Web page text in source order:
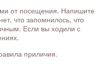
от посещения. Напишите
что запомнилось, что
Если вы ходили с
приличия.